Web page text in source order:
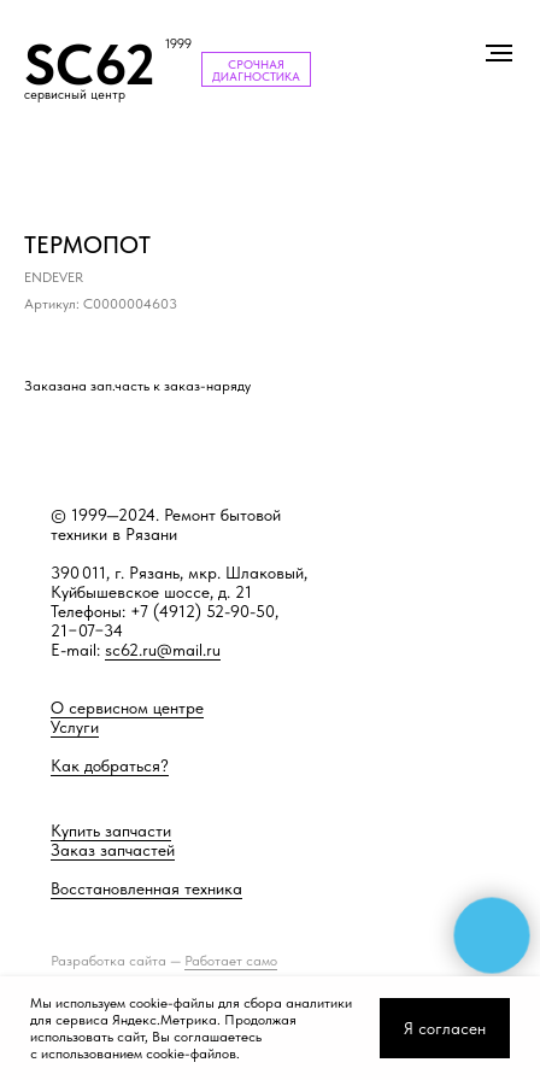
SC62 1999
сервисный центр
СРОЧНАЯ
ДИАГНОСТИКА
ТЕРМОПОТ
ENDEVER
Артикул: С0000004603
Заказана зап.часть к заказ-наряду
Разработка сайта — Работает само
© 1999—2024. Ремонт бытовой
техники в Рязани
390 011, г. Рязань, мкр. Шлаковый,
Куйбышевское шоссе, д. 21
Телефоны: +7 (4912) 52-90-50,
21−07−34
E-mail: sc62.ru@mail.ru
О сервисном центре
Услуги
Как добраться?
Купить запчасти
Заказ запчастей
Восстановленная техника
Мы используем cookie-файлы для сбора аналитики
для сервиса Яндекс.Метрика. Продолжая
использовать сайт, Вы соглашаетесь
с использованием cookie-файлов.
Я согласен